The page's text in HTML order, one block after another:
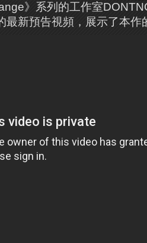
》系列的工作室
最新預告視頻，展示了本作